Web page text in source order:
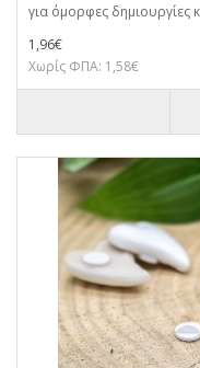
για όμορφες δημιουργίες
1,96€
Χωρίς ΦΠΑ: 1,58€